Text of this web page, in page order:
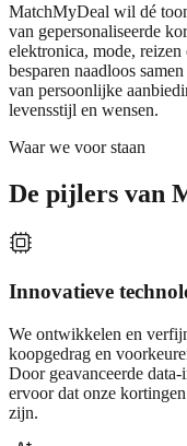
MatchMyDeal wil dé
van gepersonaliseerde
elektronica, mode,
besparen naadloos
van persoonlijke
levensstijl en wensen.
Waar we voor staan
De pijlers van
Innovatieve
We ontwikkelen en
koopgedrag en
Door geavanceerde
ervoor dat onze
zijn.